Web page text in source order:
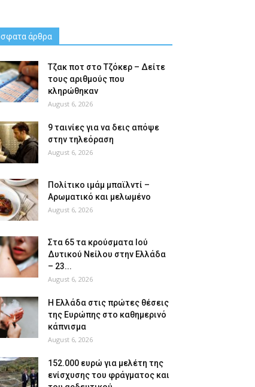
άρθρα
Tζακ ποτ στο Τζόκερ – Δείτε
τους αριθμούς που
κληρώθηκαν
August 6, 2026
9 ταινίες για να δεις απόψε
στην τηλεόραση
August 6, 2026
Πολίτικο ιμάμ μπαϊλντί –
Αρωματικό και μελωμένο
August 6, 2026
Στα 65 τα κρούσματα Ιού
Δυτικού Νείλου στην Ελλάδα
– 23...
August 6, 2026
Η Ελλάδα στις πρώτες θέσεις
της Ευρώπης στο καθημερινό
κάπνισμα
August 6, 2026
152.000 ευρώ για μελέτη της
ενίσχυσης του φράγματος και